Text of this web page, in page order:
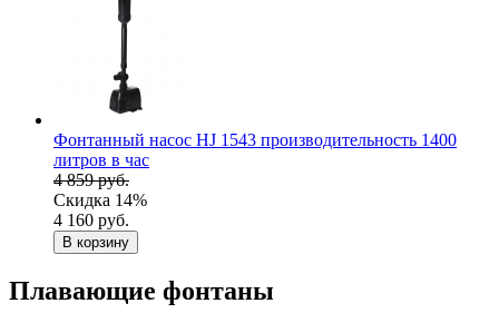
Фонтанный насос HJ 1543 производительность 1400
литров в час
4 859 руб.
Скидка 14%
4 160 руб.
В корзину
Плавающие фонтаны